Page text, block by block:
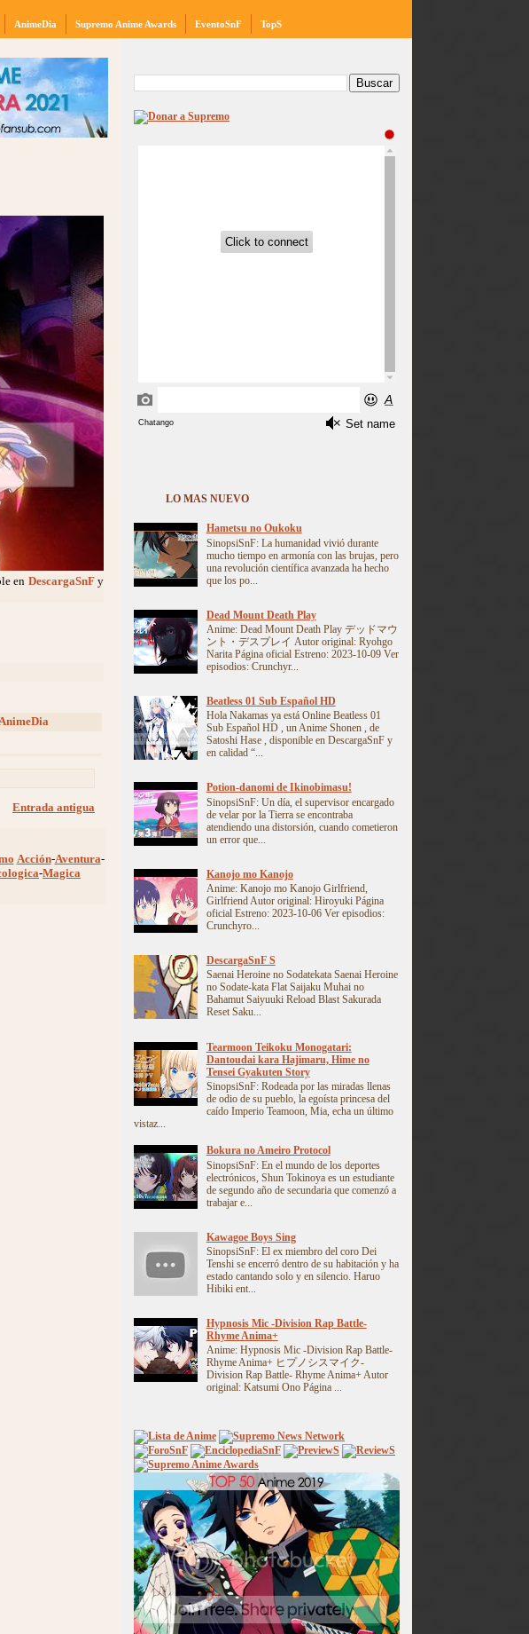
AnimeDia Supremo Anime Awards EventoSnF TopS
en DescargaSnFy
Entrada antigua
Acción-Aventura-
-Magica
LO MAS NUEVO
Hametsu no Oukoku
SinopsiSnF: La humanidad vivió durante
mucho tiempo en armonía con las brujas, pero
una revolución científica avanzada ha hecho
que los po...
Dead Mount Death Play
Anime: Dead Mount Death Play デッドマウ
ント・デスプレイ Autor original: Ryohgo
Narita Página oficial Estreno: 2023-10-09 Ver
episodios: Crunchyr...
Beatless 01 Sub Español HD
Hola Nakamas ya está Online Beatless 01
Sub Español HD , un Anime Shonen , de
Satoshi Hase , disponible en DescargaSnF y
en calidad “...
Potion-danomi de Ikinobimasu!
SinopsiSnF: Un día, el supervisor encargado
de velar por la Tierra se encontraba
atendiendo una distorsión, cuando cometieron
un error que...
Kanojo mo Kanojo
Anime: Kanojo mo Kanojo Girlfriend,
Girlfriend Autor original: Hiroyuki Página
oficial Estreno: 2023-10-06 Ver episodios:
Crunchyro...
DescargaSnF S
Saenai Heroine no Sodatekata Saenai Heroine
no Sodate-kata Flat Saijaku Muhai no
Bahamut Saiyuuki Reload Blast Sakurada
Reset Saku...
Tearmoon Teikoku Monogatari:
Dantoudai kara Hajimaru, Hime no
Tensei Gyakuten Story
SinopsiSnF: Rodeada por las miradas llenas
de odio de su pueblo, la egoísta princesa del
caído Imperio Teamoon, Mia, echa un último
vistaz...
Bokura no Ameiro Protocol
SinopsiSnF: En el mundo de los deportes
electrónicos, Shun Tokinoya es un estudiante
de segundo año de secundaria que comenzó a
trabajar e...
Kawagoe Boys Sing
SinopsiSnF: El ex miembro del coro Dei
Tenshi se encerró dentro de su habitación y ha
estado cantando solo y en silencio. Haruo
Hibiki ent...
Hypnosis Mic -Division Rap Battle-
Rhyme Anima+
Anime: Hypnosis Mic -Division Rap Battle-
Rhyme Anima+ ヒプノシスマイク-
Division Rap Battle- Rhyme Anima+ Autor
original: Katsumi Ono Página ...